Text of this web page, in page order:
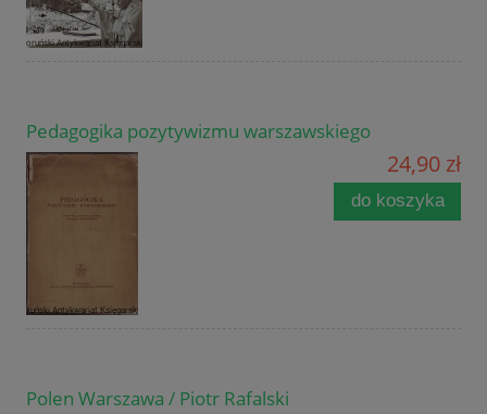
Pedagogika pozytywizmu warszawskiego
24,90 zł
do koszyka
Polen Warszawa / Piotr Rafalski